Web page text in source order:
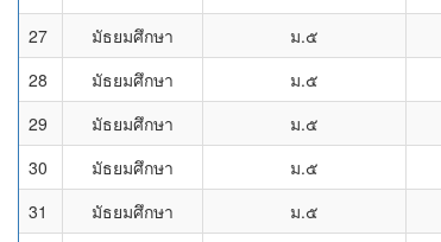
27
มัธยมศึกษา ม.๕
28
มัธยมศึกษา ม.๕
29
มัธยมศึกษา ม.๕
30
มัธยมศึกษา ม.๕
31
มัธยมศึกษา ม.๕